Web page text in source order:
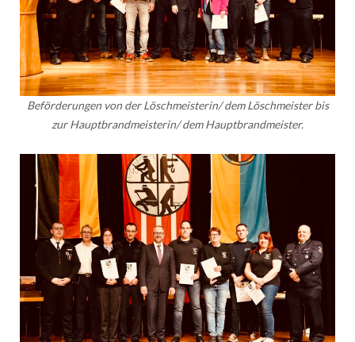
Beförderungen von der Löschmeisterin/ dem Löschmeister bis
zur Hauptbrandmeisterin/ dem Hauptbrandmeister.